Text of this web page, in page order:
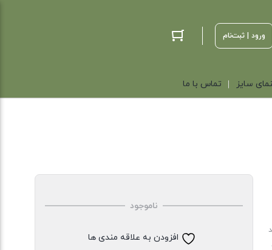
ورود | ثبت‌نام
سایز تماس با ما
ناموجود
افزودن به علاقه مندی ها